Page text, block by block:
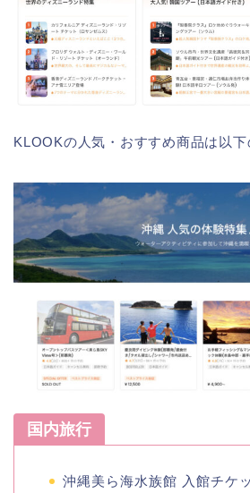
KLOOKの人気・おすすめ商品は以下
国内旅行
沖縄美ら海水族館 入館チケ